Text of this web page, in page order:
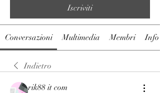
Iscriviti
Conversazioni Multimedia Membri Info
Indietro
rik88 it com